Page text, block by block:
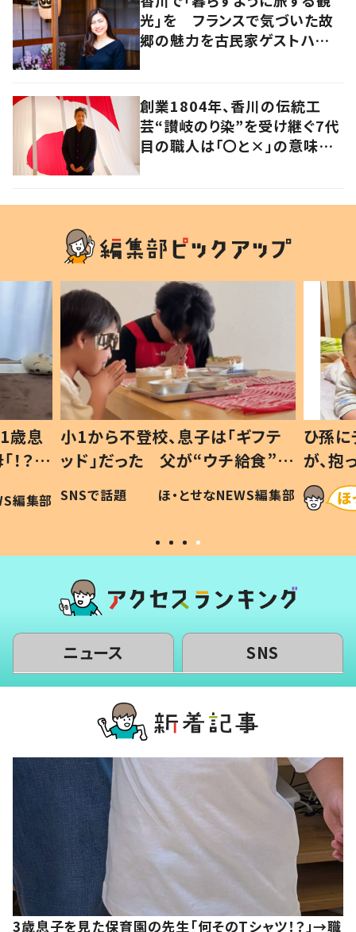
光」を フランスで気づいた故
郷の魅力を古民家ゲストハウス
創業1804年、香川の伝統工
芸“讃岐のり染”を受け継ぐ7代
目の職人は「〇と×」の意味を
歳息
？」
編集部
小1から不登校、息子は「ギフテ
ッド」だった 父が“ウチ給食”を
作り続ける理由とは #令和の親
#令和の子
SNSで話題 ほ・とせなNEWS編集部
ひ孫
が、
「涙が
い」
ニュース SNS
3歳息子を見た保育園の先生「何そのTシャツ！？」→職